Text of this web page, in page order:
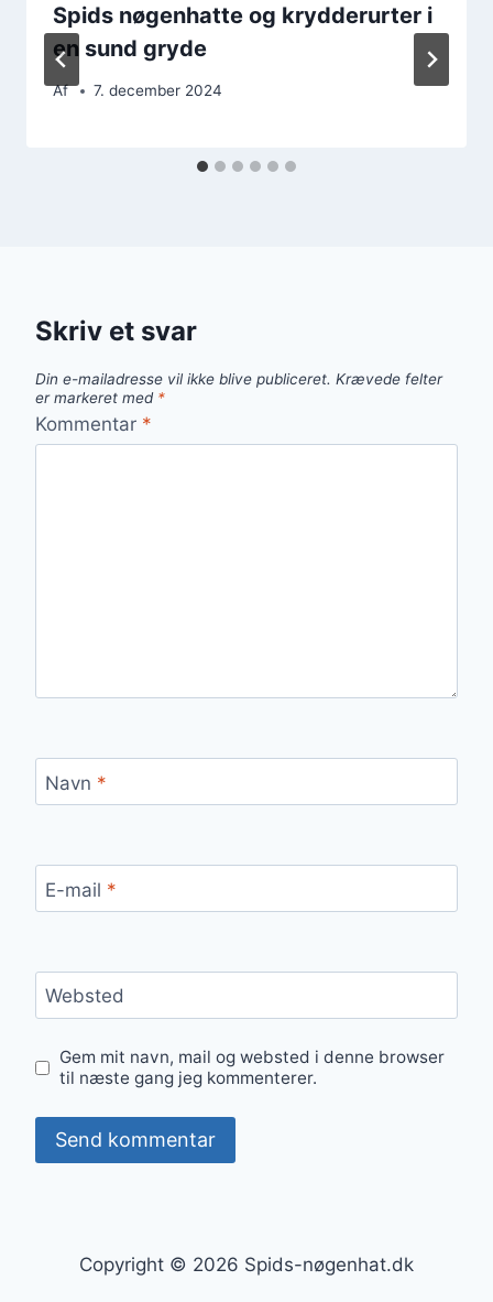
Spids nøgenhatte og krydderurter i
en sund gryde
Af 7. december 2024
Skriv et svar
Din e-mailadresse vil ikke blive publiceret. Krævede felter
er markeret med *
Kommentar *
Navn *
E-mail *
Websted
Gem mit navn, mail og websted i denne browser
til næste gang jeg kommenterer.
Copyright © 2026 Spids-nøgenhat.dk